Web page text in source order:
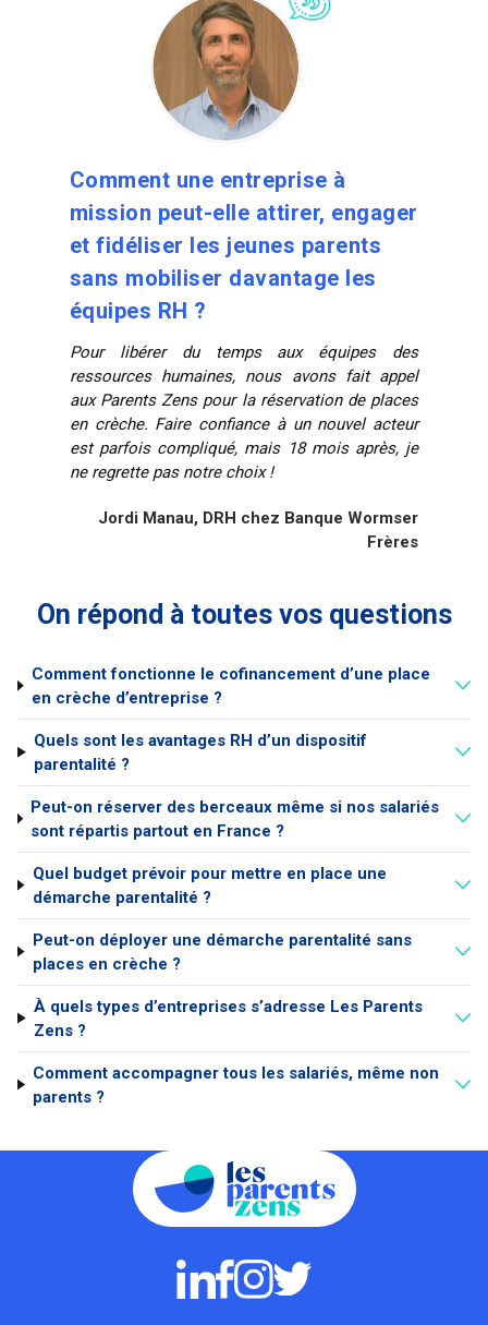
Comment une entreprise à
mission peut-elle attirer, engager
et fidéliser les jeunes parents
sans mobiliser davantage les
équipes RH ?
Pour libérer du temps aux équipes des
ressources humaines, nous avons fait appel
aux Parents Zens pour la réservation de places
en crèche. Faire confiance à un nouvel acteur
est parfois compliqué, mais 18 mois après, je
ne regrette pas notre choix !
Jordi Manau, DRH chez Banque Wormser
Frères
On répond à toutes vos questions
Comment fonctionne le cofinancement d’une place
en crèche d’entreprise ?
Quels sont les avantages RH d’un dispositif
parentalité ?
Peut-on réserver des berceaux même si nos salariés
sont répartis partout en France ?
Quel budget prévoir pour mettre en place une
démarche parentalité ?
Peut-on déployer une démarche parentalité sans
places en crèche ?
À quels types d’entreprises s’adresse Les Parents
Zens ?
Comment accompagner tous les salariés, même non
parents ?